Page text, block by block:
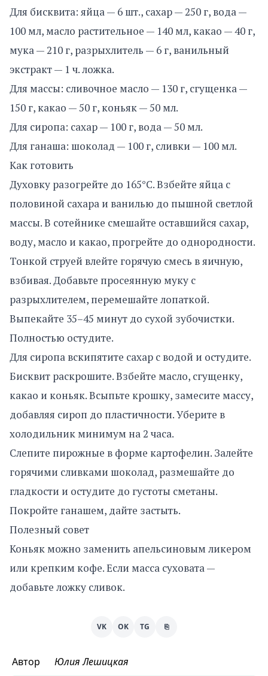
Для бисквита: яйца — 6 шт., сахар — 250 г, вода —
100 мл, масло растительное — 140 мл, какао — 40 г,
мука — 210 г, разрыхлитель — 6 г, ванильный
экстракт — 1 ч. ложка.
Для массы: сливочное масло — 130 г, сгущенка —
150 г, какао — 50 г, коньяк — 50 мл.
Для сиропа: сахар — 100 г, вода — 50 мл.
Для ганаша: шоколад — 100 г, сливки — 100 мл.
Как готовить
Духовку разогрейте до 165°C. Взбейте яйца с
половиной сахара и ванилью до пышной светлой
массы. В сотейнике смешайте оставшийся сахар,
воду, масло и какао, прогрейте до однородности.
Тонкой струей влейте горячую смесь в яичную,
взбивая. Добавьте просеянную муку с
разрыхлителем, перемешайте лопаткой.
Выпекайте 35–45 минут до сухой зубочистки.
Полностью остудите.
Для сиропа вскипятите сахар с водой и остудите.
Бисквит раскрошите. Взбейте масло, сгущенку,
какао и коньяк. Всыпьте крошку, замесите массу,
добавляя сироп до пластичности. Уберите в
холодильник минимум на 2 часа.
Слепите пирожные в форме картофелин. Залейте
горячими сливками шоколад, размешайте до
гладкости и остудите до густоты сметаны.
Покройте ганашем, дайте застыть.
Полезный совет
Коньяк можно заменить апельсиновым ликером
или крепким кофе. Если масса суховата —
добавьте ложку сливок.
VK OK TG ⎘
Автор Юлия Лешицкая